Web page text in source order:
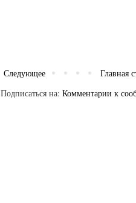
Следующее
Главная
Подписаться на: Комментарии к